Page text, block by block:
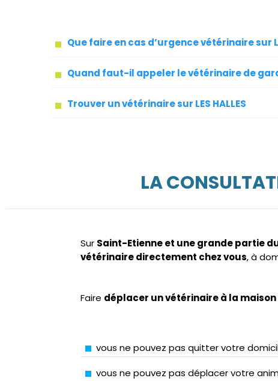
Que faire en cas d’urgence vétérinaire sur
Quand faut-il appeler le vétérinaire de
Trouver un vétérinaire sur LES HALLES
LA
Sur Saint-Etienne et une grande partie
vétérinaire directement chez vous, à
Faire déplacer un vétérinaire à la maison
vous ne pouvez pas quitter votre
vous ne pouvez pas déplacer votre